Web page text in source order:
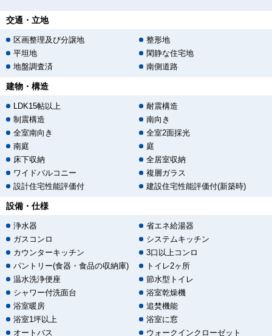
交通・立地
区画整理及び分譲地
整形地
平坦地
閑静な住宅地
地盤調査済
南側道路
建物・構造
LDK15帖以上
耐震構造
制震構造
南向き
全室南向き
全室2面採光
南庭
庭
床下収納
全居室収納
ワイドバルコニー
複層ガラス
設計住宅性能評価付
建設住宅性能評価付(新築時)
設備・仕様
浄水器
省エネ給湯器
ガスコンロ
システムキッチン
カウンターキッチン
3口以上コンロ
パントリー(食器・食品の収納庫)
トイレ2ヶ所
温水洗浄便座
節水型トイレ
シャワー付洗面台
浴室乾燥機
浴室暖房
追焚機能
浴室1坪以上
浴室に窓
オートバス
ウォークインクローゼット